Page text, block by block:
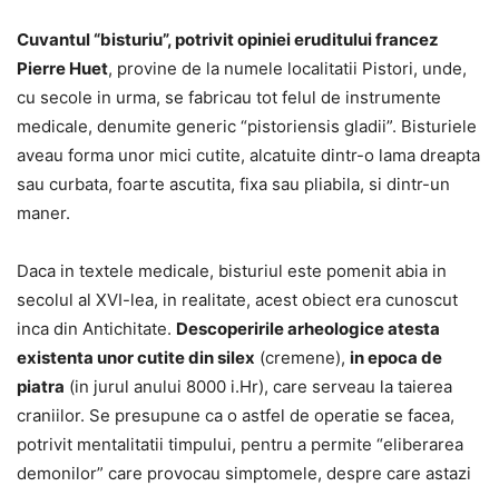
Cuvantul “bisturiu”, potrivit opiniei eruditului francez
Pierre Huet, provine de la numele localitatii Pistori, unde,
cu secole in urma, se fabricau tot felul de instrumente
medicale, denumite generic “pistoriensis gladii”. Bisturiele
aveau forma unor mici cutite, alcatuite dintr-o lama dreapta
sau curbata, foarte ascutita, fixa sau pliabila, si dintr-un
maner.
Daca in textele medicale, bisturiul este pomenit abia in
secolul al XVI-lea, in realitate, acest obiect era cunoscut
inca din Antichitate. Descoperirile arheologice atesta
existenta unor cutite din silex (cremene), in epoca de
piatra (in jurul anului 8000 i.Hr), care serveau la taierea
craniilor. Se presupune ca o astfel de operatie se facea,
potrivit mentalitatii timpului, pentru a permite “eliberarea
demonilor” care provocau simptomele, despre care astazi